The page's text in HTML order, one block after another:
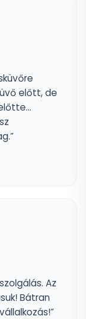
előtt, de
Az
Bátran